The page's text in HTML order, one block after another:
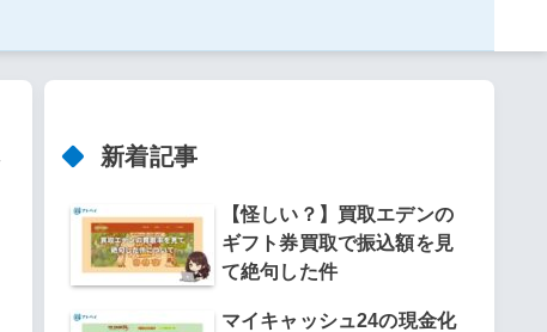
新着記事
【怪しい？】買取エデンの
ギフト券買取で振込額を見
て絶句した件
マイキャッシュ24の現金化